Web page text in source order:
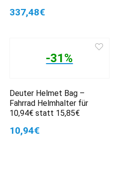
337,48€
-31%
Deuter Helmet Bag –
Fahrrad Helmhalter für
10,94€ statt 15,85€
10,94€